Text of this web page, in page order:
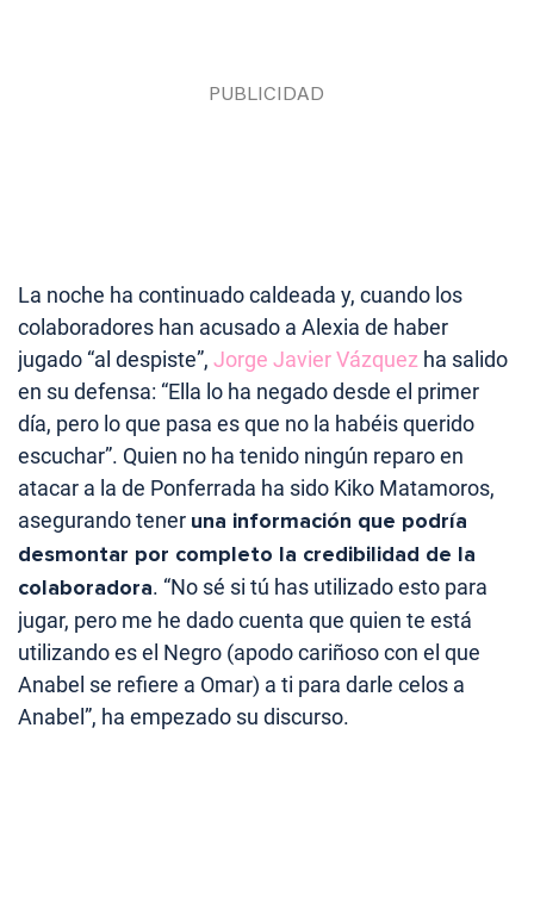
La noche ha continuado caldeada y, cuando los
colaboradores han acusado a Alexia de haber
jugado “al despiste”, Jorge Javier Vázquez ha salido
en su defensa: “Ella lo ha negado desde el primer
día, pero lo que pasa es que no la habéis querido
escuchar”. Quien no ha tenido ningún reparo en
atacar a la de Ponferrada ha sido Kiko Matamoros,
asegurando tener una información que podría
desmontar por completo la credibilidad de la
colaboradora. “No sé si tú has utilizado esto para
jugar, pero me he dado cuenta que quien te está
utilizando es el Negro (apodo cariñoso con el que
Anabel se refiere a Omar) a ti para darle celos a
Anabel”, ha empezado su discurso.